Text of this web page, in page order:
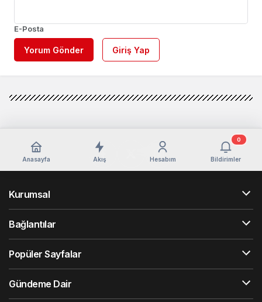
E-Posta
Yorum Gönder Giriş Yap
Anasayfa Akış Hesabım Bildirimler
0
Kurumsal
Bağlantılar
Popüler Sayfalar
Gündeme Dair